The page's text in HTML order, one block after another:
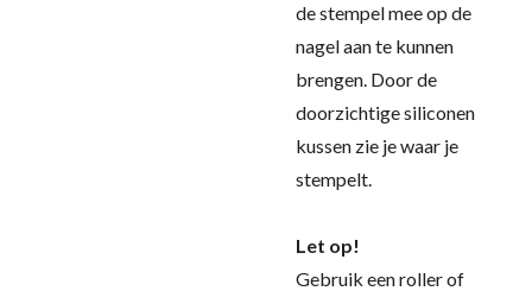
de stempel mee op de
nagel aan te kunnen
brengen. Door de
doorzichtige siliconen
kussen zie je waar je
stempelt.
Let op!
Gebruik een roller of